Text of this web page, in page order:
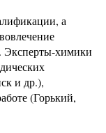
а
Эксперты-химики
и др.),
(Горький,